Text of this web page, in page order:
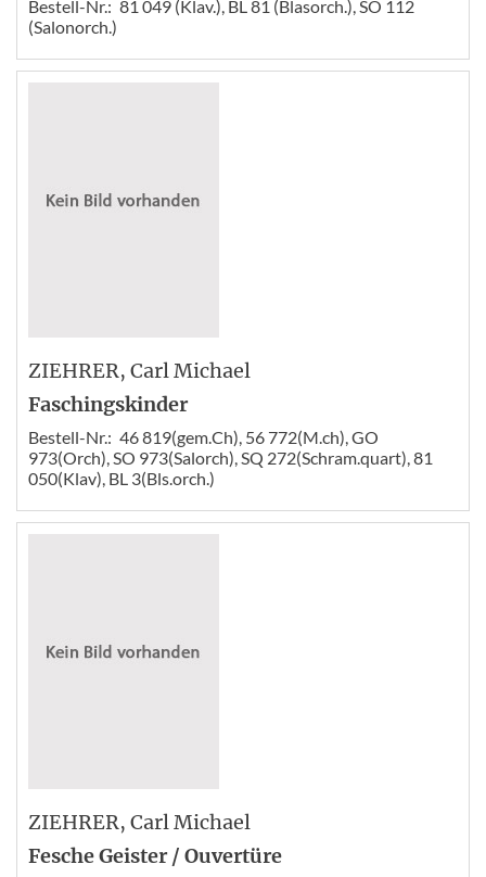
Bestell-Nr.: 81 049 (Klav.), BL 81 (Blasorch.), SO 112
(Salonorch.)
ZIEHRER, Carl Michael
Faschingskinder
Bestell-Nr.: 46 819(gem.Ch), 56 772(M.ch), GO
973(Orch), SO 973(Salorch), SQ 272(Schram.quart), 81
050(Klav), BL 3(Bls.orch.)
ZIEHRER, Carl Michael
Fesche Geister / Ouvertüre